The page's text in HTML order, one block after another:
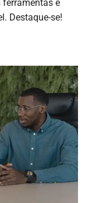
e
Destaque-se!